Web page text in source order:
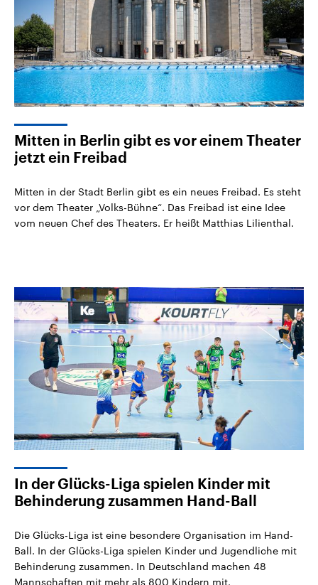
Mitten in Berlin gibt es vor einem Theater
jetzt ein Freibad
Mitten in der Stadt Berlin gibt es ein neues Freibad. Es steht
vor dem Theater „Volks-Bühne“. Das Freibad ist eine Idee
vom neuen Chef des Theaters. Er heißt Matthias Lilienthal.
In der Glücks-Liga spielen Kinder mit
Behinderung zusammen Hand-Ball
Die Glücks-Liga ist eine besondere Organisation im Hand-
Ball. In der Glücks-Liga spielen Kinder und Jugendliche mit
Behinderung zusammen. In Deutschland machen 48
Mannschaften mit mehr als 800 Kindern mit.